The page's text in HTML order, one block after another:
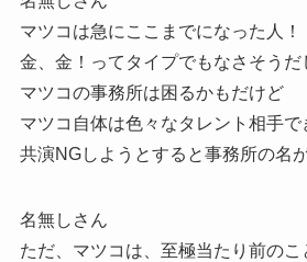
マツコは急にここまでになった人！
金、金！ってタイプでもなさそうだ
マツコの事務所は困るかもだけど
マツコ自体は色々なタレント相手で
共演NGしようとすると事務所の名
名無しさん
ただ、マツコは、至極当たり前の